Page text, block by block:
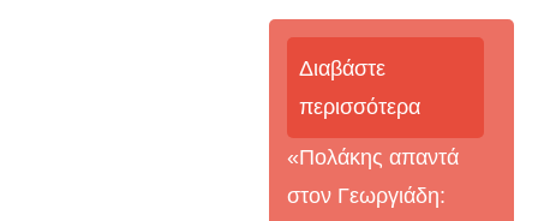
Διαβάστε
περισσότερα
«Πολάκης απαντά
στον Γεωργιάδη: